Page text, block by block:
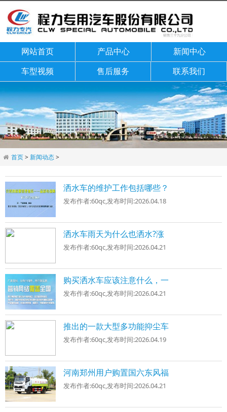
网站首页 产品中心
新闻中心
车型视频
售后服务 联系我们
首页>新闻动态>
洒水车的维护工作包括哪些？
发布作者:60qc,发布时间:2026.04.18
洒水车雨天为什么也洒水?涨
发布作者:60qc,发布时间:2026.04.21
购买洒水车应该注意什么，一
发布作者:60qc,发布时间:2026.04.21
推出的一款大型多功能抑尘车
发布作者:60qc,发布时间:2026.04.19
河南郑州用户购置国六东风福
发布作者:60qc,发布时间:2026.04.21